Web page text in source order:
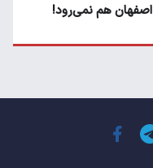
اصفهان هم نمی‌رود!